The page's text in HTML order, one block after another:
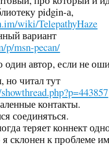
pidgin-а,
wiki/TelepathyHaze
вариант
p/msn-pecan/
один автор, если не
но читал тут
контакты.
соединяться.
теряет коннект
я склонен к проблеме